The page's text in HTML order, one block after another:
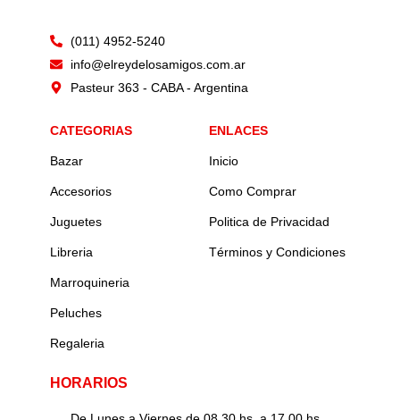
(011) 4952-5240
info@elreydelosamigos.com.ar
Pasteur 363 - CABA - Argentina
CATEGORIAS
Bazar
Accesorios
Juguetes
Libreria
Marroquineria
Peluches
Regaleria
ENLACES
Inicio
Como Comprar
Politica de Privacidad
Términos y Condiciones
HORARIOS